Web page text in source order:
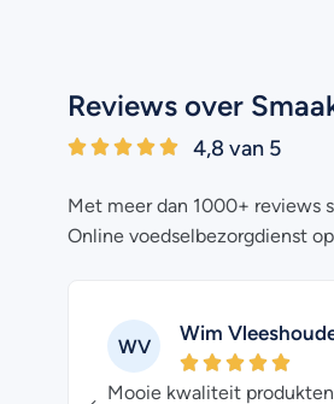
Reviews over
4,8 van 5
Met meer dan 1000+ reviews
Online voedselbezorgdienst op
WV
Wim
Mooie kwaliteit